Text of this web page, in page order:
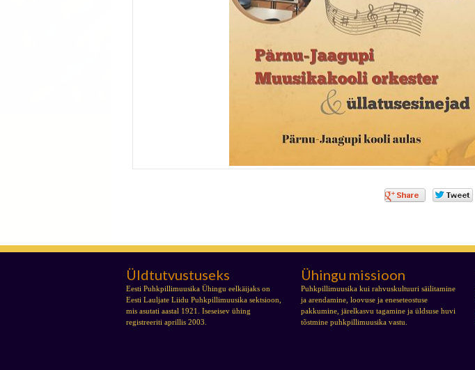
Kontsert Pärnu-Jaagupis
Üldtutvustuseks
Eesti Puhkpillimuusika Ühingu eelkäijaks on
Eesti Lauljate Liidu Puhkpillimuusika sektsioon,
mis asutati aastal 1921. Iseseisev ühing
registreeriti aprillis 2003.
Ühingu missioon
Puhkpillimuusika kui rahvuskultuuri säilitamine
ja arendamine, loovuse ja eneseteostuse
pakkumine, järelkasvu tagamine ja üldsuse huvi
tõstmine puhkpillimuusika vastu.